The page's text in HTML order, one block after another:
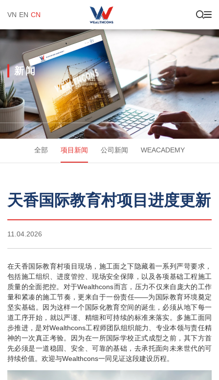
VN EN CN
新闻
全部 项目新闻 公司新闻 WEACADEMY
天香国际教育村项目进度更新
11.04.2026
在天香国际教育村项目现场，施工面之下隐藏着一系列严苛要求，
包括施工组织、进度管控、现场安全保障，以及各项基础工程施工
质量的全面把控。对于Wealthcons而言，压力不仅来自庞大的工作
量和紧凑的施工节奏，更来自于一份责任——为国际教育环境奠定
坚实基础。因为这样一个国际化教育空间的诞生，必须从地下每一
道工序开始，就以严谨、精细和可持续的标准来落实。多施工面同
步推进，是对Wealthcons工程师团队组织能力、专业本领与责任精
神的一次真正考验。因为在一所国际学校正式成型之前，其下方首
先必须是一道稳固、安全、可靠的基础，去承托面向未来世代的可
持续价值。欢迎与Wealthcons一同见证这段建设历程。